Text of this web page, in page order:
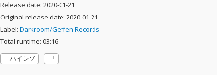
Release date: 2020-01-21
Original release date: 2020-01-21
Label: Darkroom/Geffen Records
Total runtime: 03:16
ハイレゾ